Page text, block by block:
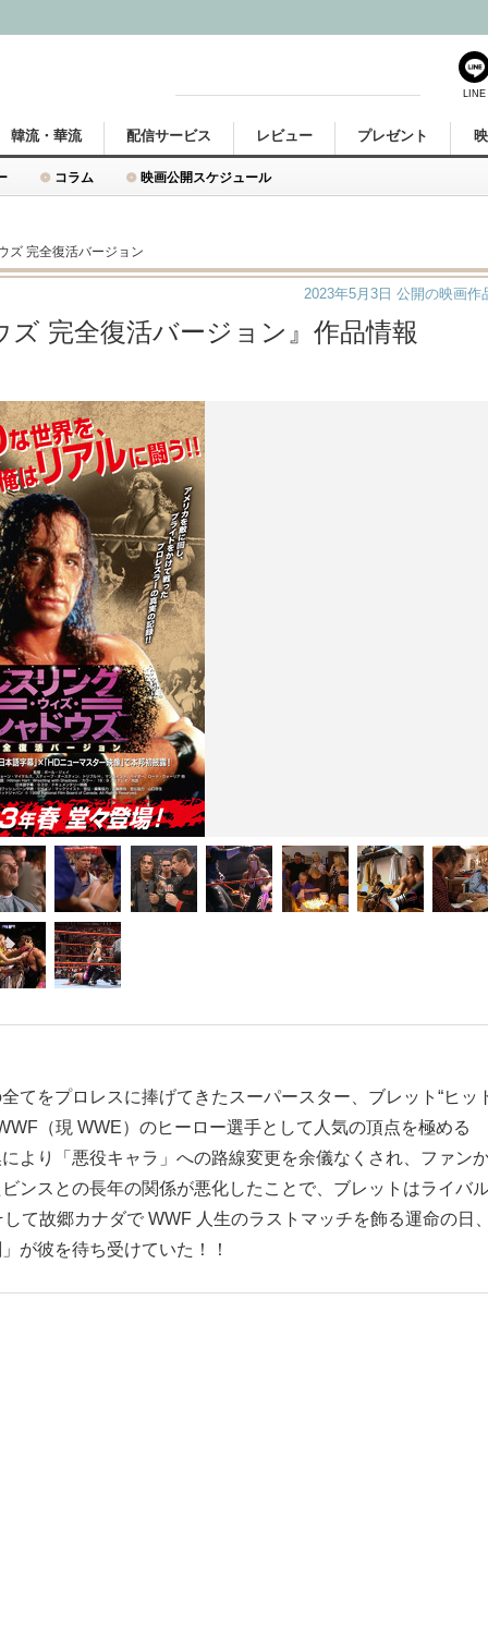
コラム 映画公開スケジュール
韓流・華流 配信サービス レビュー プレゼント
ズ 完全復活バージョン
完全復活バージョン』作品情報
2023年5月3日 公開の映画作
てをプロレスに捧げてきたスーパースター、ブレット“ヒッ
（現 WWE）のヒーロー選手として人気の頂点を極める
より「悪役キャラ」への路線変更を余儀なくされ、ファン
ンスとの長年の関係が悪化したことで、ブレットはライバ
て故郷カナダで WWF 人生のラストマッチを飾る運命の日
が彼を待ち受けていた！！
LINE